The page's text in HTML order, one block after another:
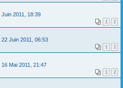
Juin 2011, 18:39
1 2
22 Juin 2011, 06:53
1 2
16 Mai 2011, 21:47
1 2